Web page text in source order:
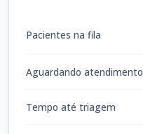
Pacientes na fila
Aguardando atendimento
Tempo até triagem